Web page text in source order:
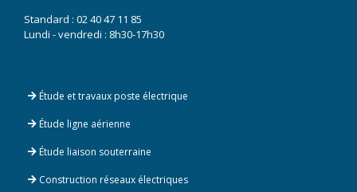
Standard : 02 40 47 11 85
Lundi - vendredi : 8h30-17h30
Étude et travaux poste électrique
Étude ligne aérienne
Étude liaison souterraine
Construction réseaux électriques